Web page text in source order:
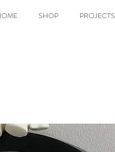
SHOP PROJECTS